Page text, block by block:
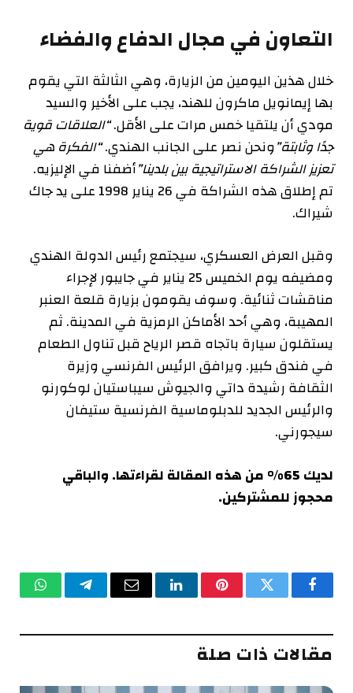
التعاون في مجال الدفاع والفضاء
خلال هذين اليومين من الزيارة، وهي الثالثة التي يقوم
بها إيمانويل ماكرون للهند، يجب على الأخير والسيد
مودي أن يلتقيا خمس مرات على الأقل.“العلاقات قوية
جدًا وثابتة”ونحن نصر على الجانب الهندي.“الفكرة هي
تعزيز الشراكة الاستراتيجية بين بلدينا”أضفنا في الإليزيه.
تم إطلاق هذه الشراكة في 26 يناير 1998 على يد جاك
شيراك.
وقبل العرض العسكري، سيجتمع رئيس الدولة الهندي
ومضيفه يوم الخميس 25 يناير في جايبور لإجراء
مناقشات ثنائية. وسوف يقومون بزيارة قلعة العنبر
المهيبة، وهي أحد الأماكن الرمزية في المدينة. ثم
يستقلون سيارة باتجاه قصر الرياح قبل تناول الطعام
في فندق كبير. ويرافق الرئيس الفرنسي وزيرة
الثقافة رشيدة داتي والجيوش سيباستيان لوكورنو
والرئيس الجديد للدبلوماسية الفرنسية ستيفان
سيجورني.
لديك 65% من هذه المقالة لقراءتها. والباقي
محجوز للمشتركين.
فيسبوكتويتر بينتيريستلينكدإنالبريد تيلقرام
مقالات ذات صلة